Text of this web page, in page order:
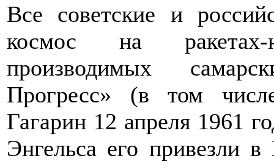
Все советские и
космос на ракетах-
производимых
Прогресс» (в том
Гагарин 12 апреля 1961
Энгельса его привезли